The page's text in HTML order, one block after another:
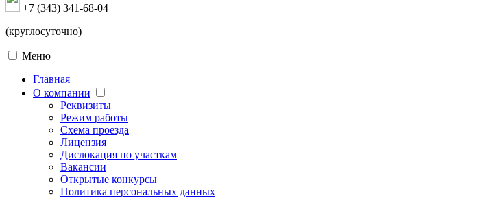
+7 (343) 341-68-04
(круглосуточно)
Меню
Главная
О компании
Реквизиты
Режим работы
Схема проезда
Лицензия
Дислокация по участкам
Вакансии
Открытые конкурсы
Политика персональных данных